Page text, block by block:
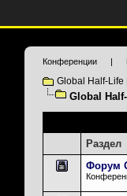
Конференции |
Global Half-
Global
Раздел
Форум